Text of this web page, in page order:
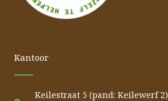
Kantoor
Keilestraat 5 (pand: Keilewerf 2)